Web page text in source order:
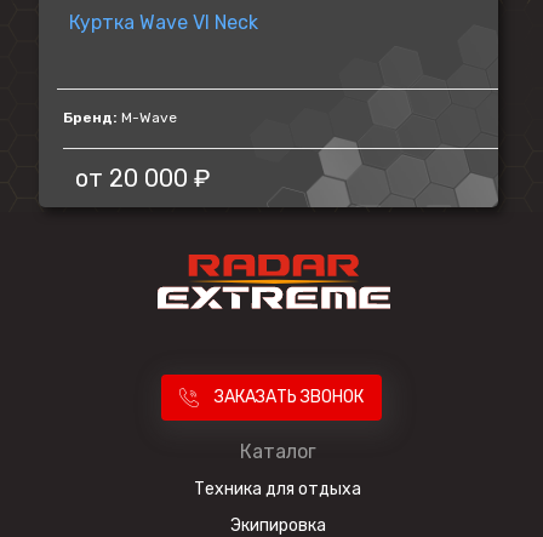
Куртка Wave VI Neck
Бренд: M-Wave
от 20 000 ₽
ЗАКАЗАТЬ ЗВОНОК
Каталог
Техника для отдыха
Экипировка